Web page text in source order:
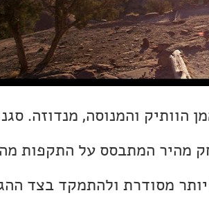
הוותיק והמנוסה, מנדוזה.
מהיר המתבסס על התקפות
מסודרת ולהתמקד בצד